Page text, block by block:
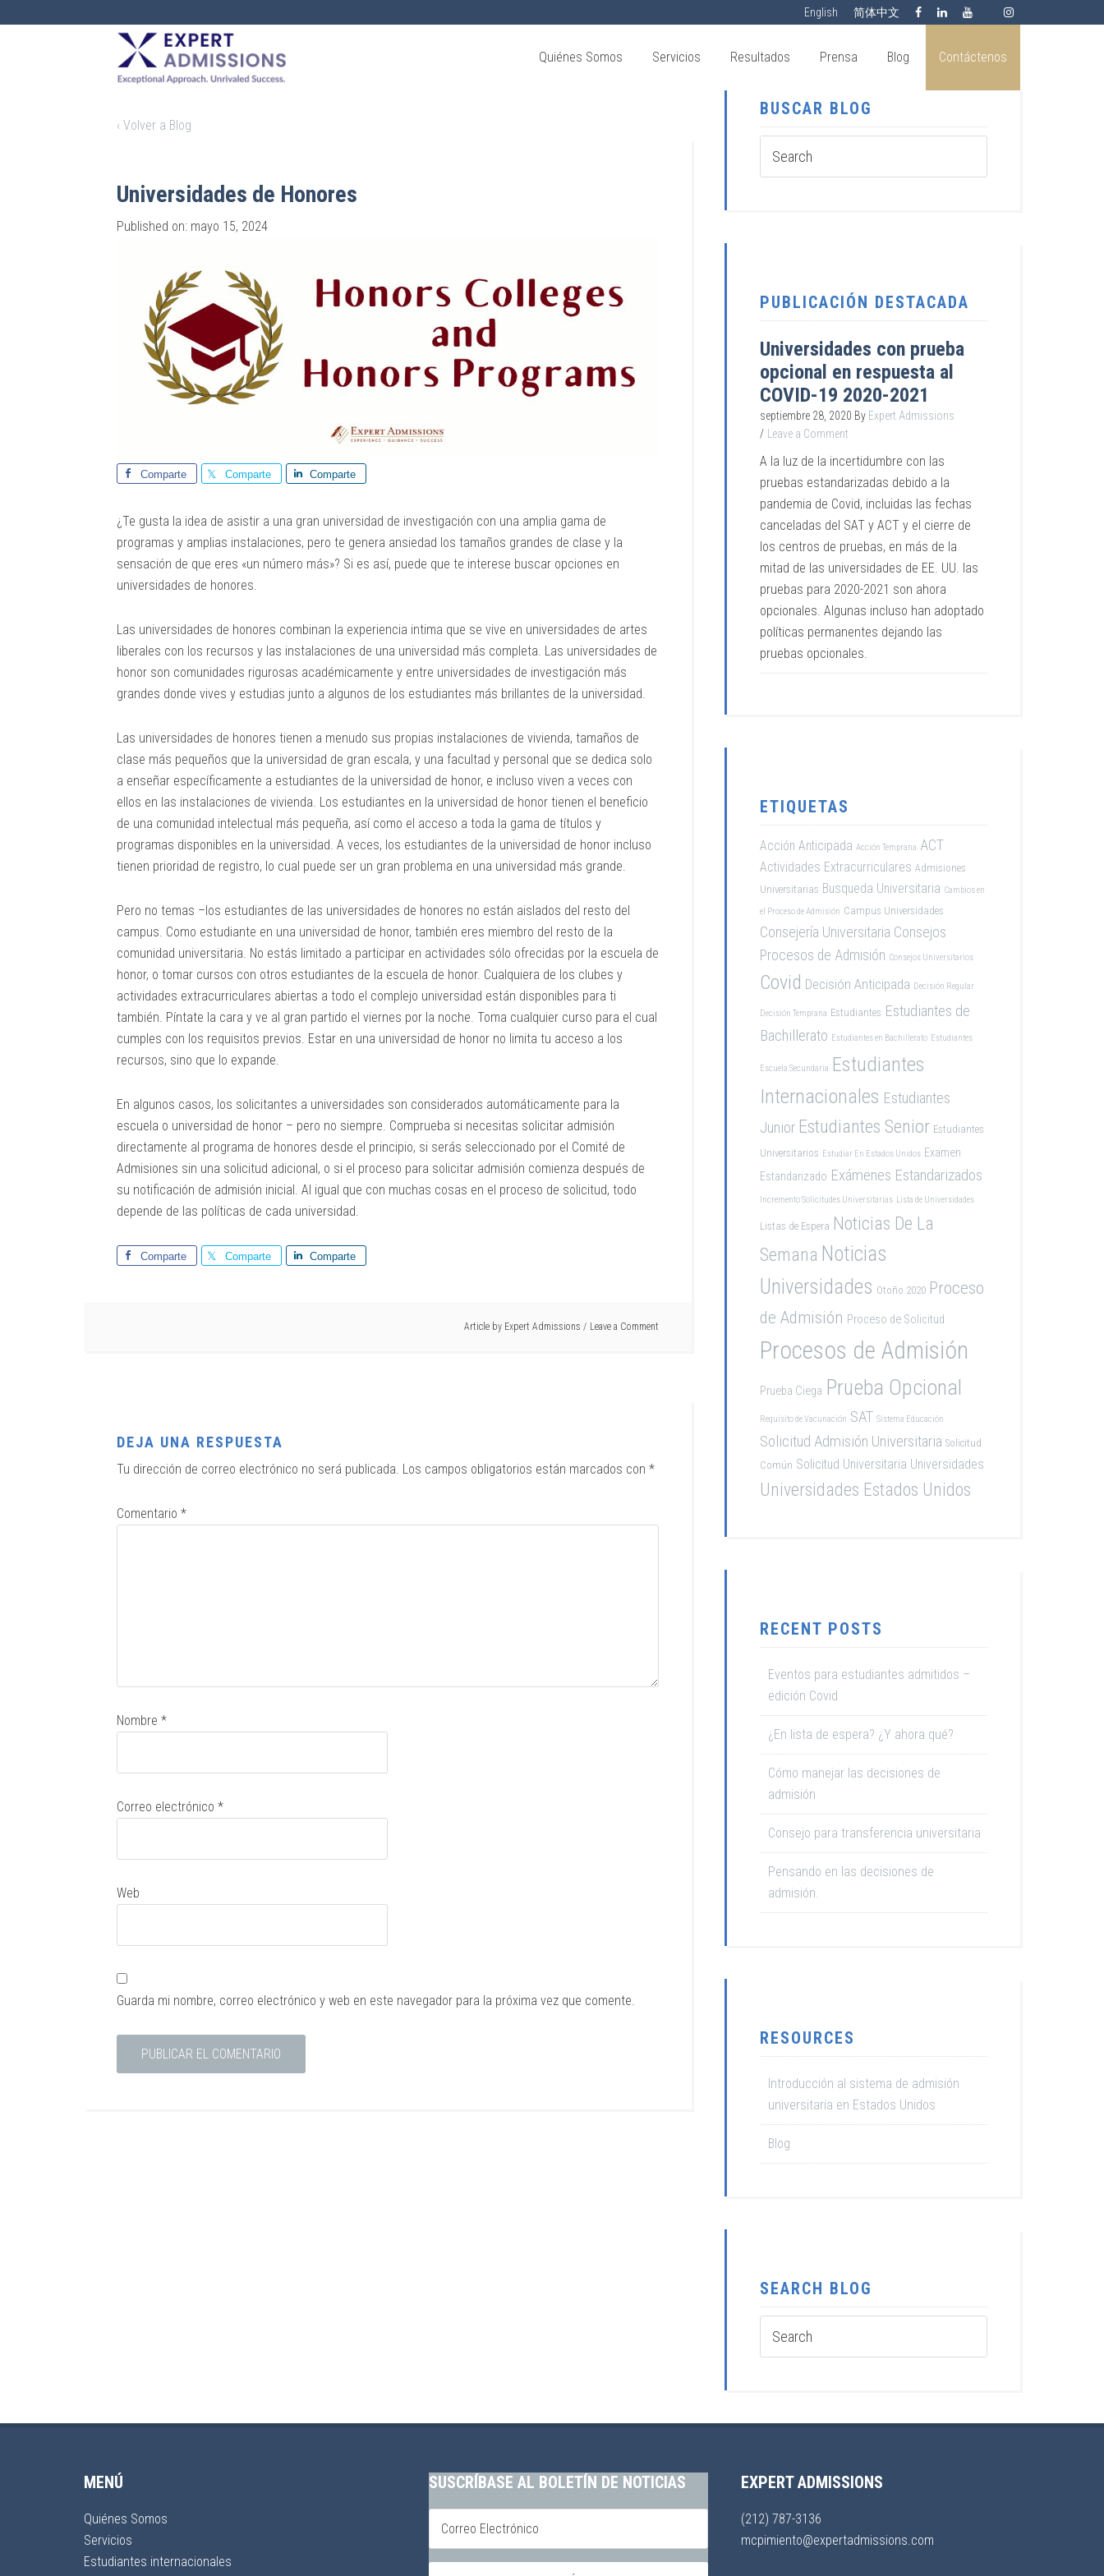
English 简体中文
EXPERT
ADMISSIONS
Quiénes Somos Servicios Resultados Prensa Blog Contáctenos
‹ Volver a Blog
Universidades de Honores
Published on: mayo 15, 2024
Comparte Comparte Comparte
¿Te gusta la idea de asistir a una gran universidad de investigación con una amplia gama de
programas y amplias instalaciones, pero te genera ansiedad los tamaños grandes de clase y la
sensación de que eres «un número más»? Si es así, puede que te interese buscar opciones en
universidades de honores.
Las universidades de honores combinan la experiencia intima que se vive en universidades de artes
liberales con los recursos y las instalaciones de una universidad más completa. Las universidades de
honor son comunidades rigurosas académicamente y entre universidades de investigación más
grandes donde vives y estudias junto a algunos de los estudiantes más brillantes de la universidad.
Las universidades de honores tienen a menudo sus propias instalaciones de vivienda, tamaños de
clase más pequeños que la universidad de gran escala, y una facultad y personal que se dedica solo
a enseñar específicamente a estudiantes de la universidad de honor, e incluso viven a veces con
ellos en las instalaciones de vivienda. Los estudiantes en la universidad de honor tienen el beneficio
de una comunidad intelectual más pequeña, así como el acceso a toda la gama de títulos y
programas disponibles en la universidad. A veces, los estudiantes de la universidad de honor incluso
tienen prioridad de registro, lo cual puede ser un gran problema en una universidad más grande.
Pero no temas –los estudiantes de las universidades de honores no están aislados del resto del
campus. Como estudiante en una universidad de honor, también eres miembro del resto de la
comunidad universitaria. No estás limitado a participar en actividades sólo ofrecidas por la escuela de
honor, o tomar cursos con otros estudiantes de la escuela de honor. Cualquiera de los clubes y
actividades extracurriculares abiertas a todo el complejo universidad están disponibles para ti
también. Píntate la cara y ve al gran partido el viernes por la noche. Toma cualquier curso para el cual
cumples con los requisitos previos. Estar en una universidad de honor no limita tu acceso a los
recursos, sino que lo expande.
En algunos casos, los solicitantes a universidades son considerados automáticamente para la
escuela o universidad de honor – pero no siempre. Comprueba si necesitas solicitar admisión
directamente al programa de honores desde el principio, si serás seleccionado por el Comité de
Admisiones sin una solicitud adicional, o si el proceso para solicitar admisión comienza después de
su notificación de admisión inicial. Al igual que con muchas cosas en el proceso de solicitud, todo
depende de las políticas de cada universidad.
Comparte Comparte Comparte
Article by Expert Admissions Leave a Comment
DEJA UNA RESPUESTA
Tu dirección de correo electrónico no será publicada. Los campos obligatorios están marcados con *
Comentario *
Nombre *
Correo electrónico *
Web
Guarda mi nombre, correo electrónico y web en este navegador para la próxima vez que comente.
BUSCAR BLOG
PUBLICACIÓN DESTACADA
Universidades con prueba
opcional en respuesta al
COVID-19 2020-2021
septiembre 28, 2020 By Expert Admissions
Leave a Comment
A la luz de la incertidumbre con las
pruebas estandarizadas debido a la
pandemia de Covid, incluidas las fechas
canceladas del SAT y ACT y el cierre de
los centros de pruebas, en más de la
mitad de las universidades de EE. UU. las
pruebas para 2020-2021 son ahora
opcionales. Algunas incluso han adoptado
políticas permanentes dejando las
pruebas opcionales.
ETIQUETAS
Acción Anticipada Acción Temprana ACT
Actividades Extracurriculares Admisiones
Universitarias Busqueda Universitaria Cambios en
el Proceso de Admisión Campus Universidades
Consejería Universitaria Consejos
Procesos de Admisión Consejos Universitarios
Covid Decisión Anticipada Decisión Regular
Decisión Temprana Estudiantes Estudiantes de
Bachillerato Estudiantes en Bachillerato Estudiantes
Escuela Secundaria Estudiantes
Internacionales Estudiantes
Junior Estudiantes Senior Estudiantes
Universitarios Estudiar En Estados Unidos Examen
Estandarizado Exámenes Estandarizados
Incremento Solicitudes Universitarias Lista de Universidades
Listas de Espera Noticias De La
Semana Noticias
Universidades Otoño 2020 Proceso
de Admisión Proceso de Solicitud
Procesos de Admisión
Prueba Ciega Prueba Opcional
Requisito de Vacunación SAT Sistema Educación
Solicitud Admisión Universitaria Solicitud
Común Solicitud Universitaria Universidades
Universidades Estados Unidos
RECENT POSTS
Eventos para estudiantes admitidos –
edición Covid
¿En lista de espera? ¿Y ahora qué?
Cómo manejar las decisiones de
admisión
Consejo para transferencia universitaria
Pensando en las decisiones de
admisión.
RESOURCES
Introducción al sistema de admisión
universitaria en Estados Unidos
Blog
SEARCH BLOG
MENÚ
Quiénes Somos
Servicios
Estudiantes internacionales
SUSCRÍBASE AL BOLETÍN DE NOTICIAS EXPERT ADMISSIONS
(212) 787-3136
mcpimiento@expertadmissions.com